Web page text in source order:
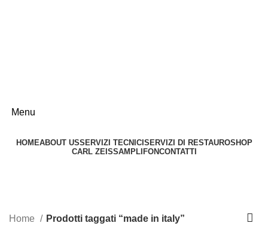
Menu
HOMEABOUT USSERVIZI TECNICI SERVIZI DI RESTAUROSHOP
CARL ZEISSAMPLIFONCONTATTI
Home Prodotti taggati “made in italy”